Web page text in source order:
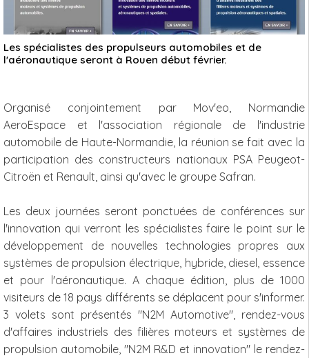
Les spécialistes des propulseurs automobiles et de
l'aéronautique seront à Rouen début février.
Organisé conjointement par Mov'eo, Normandie
AeroEspace et l'association régionale de l'industrie
automobile de Haute-Normandie, la réunion se fait avec la
participation des constructeurs nationaux PSA Peugeot-
Citroën et Renault, ainsi qu'avec le groupe Safran.
Les deux journées seront ponctuées de conférences sur
l'innovation qui verront les spécialistes faire le point sur le
développement de nouvelles technologies propres aux
systèmes de propulsion électrique, hybride, diesel, essence
et pour l'aéronautique. A chaque édition, plus de 1000
visiteurs de 18 pays différents se déplacent pour s'informer.
3 volets sont présentés "N2M Automotive", rendez-vous
d'affaires industriels des filières moteurs et systèmes de
propulsion automobile, "N2M R&D et innovation" le rendez-